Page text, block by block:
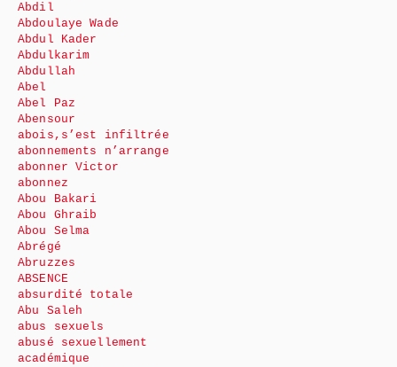
Abdil
Abdoulaye Wade
Abdul Kader
Abdulkarim
Abdullah
Abel
Abel Paz
Abensour
abois,s’est infiltrée
abonnements n’arrange
abonner Victor
abonnez
Abou Bakari
Abou Ghraib
Abou Selma
Abrégé
Abruzzes
ABSENCE
absurdité totale
Abu Saleh
abus sexuels
abusé sexuellement
académique